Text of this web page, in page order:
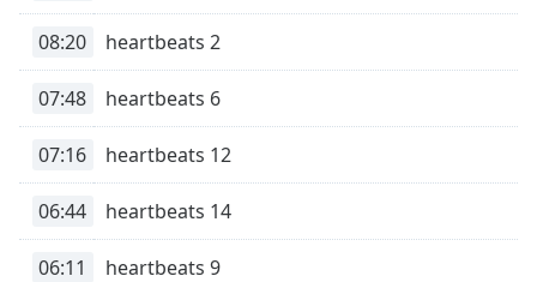
Background
Color
Opacity
Caption
Area
08:20 heartbeats 2
07:48 heartbeats 6
07:16 heartbeats 12
06:44 heartbeats 14
06:11 heartbeats 9